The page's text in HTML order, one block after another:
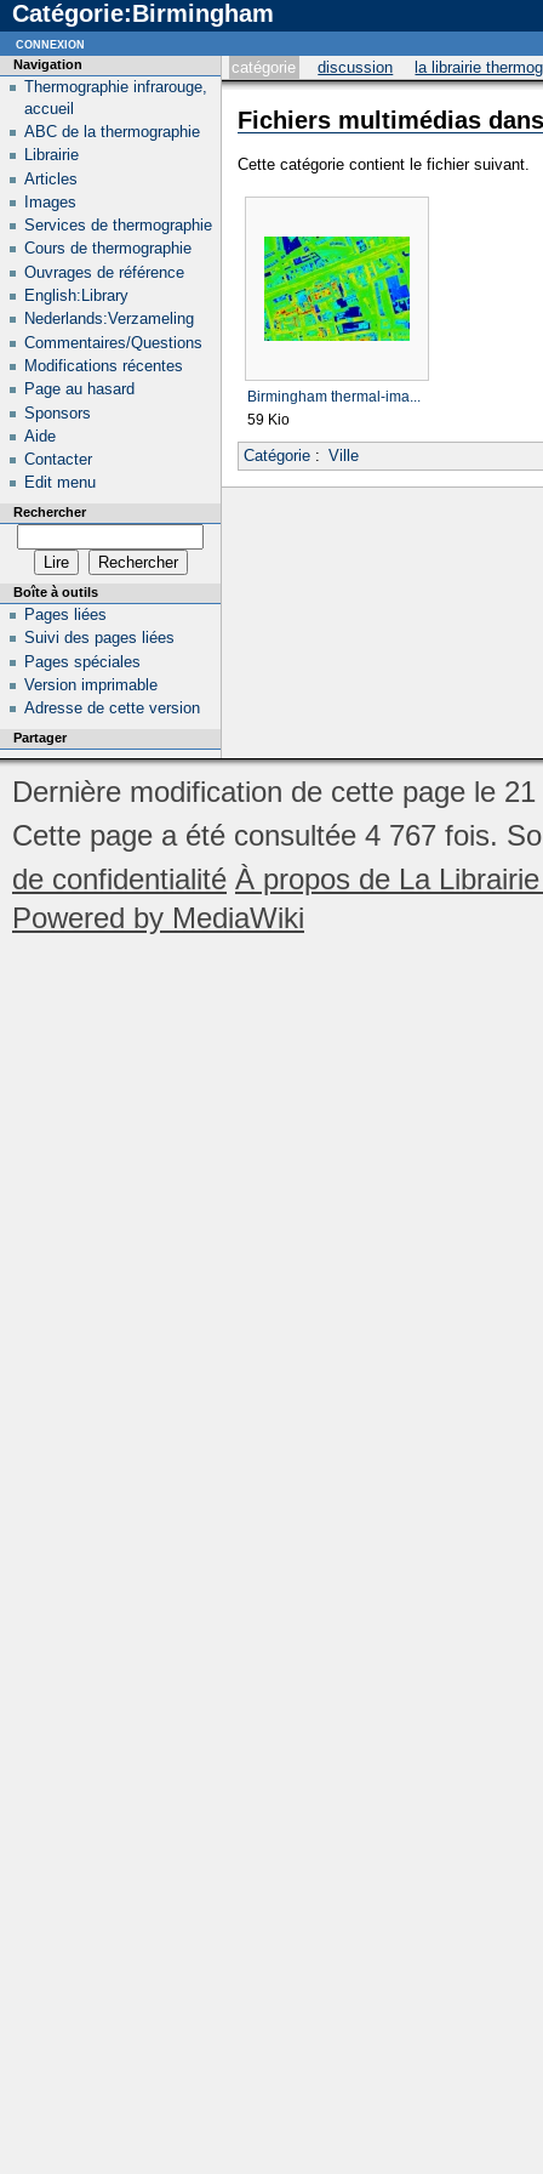
Catégorie:Birmingham
catégorie discussion la librairie
Fichiers multimédias
Cette catégorie contient le fichier suivant.
Birmingham thermal-ima...
59 Kio
Catégorie: Ville
Navigation
Thermographie infrarouge,
accueil
ABC de la thermographie
Librairie
Articles
Images
Services de thermographie
Cours de thermographie
Ouvrages de référence
English:Library
Nederlands:Verzameling
Commentaires/Questions
Modifications récentes
Page au hasard
Sponsors
Aide
Contacter
Edit menu
Rechercher
Boîte à outils
Pages liées
Suivi des pages liées
Pages spéciales
Version imprimable
Adresse de cette version
Partager
connexion
Dernière modification de cette page le
Cette page a été consultée 4 767 fois.
de confidentialité À propos de La
Powered by MediaWiki